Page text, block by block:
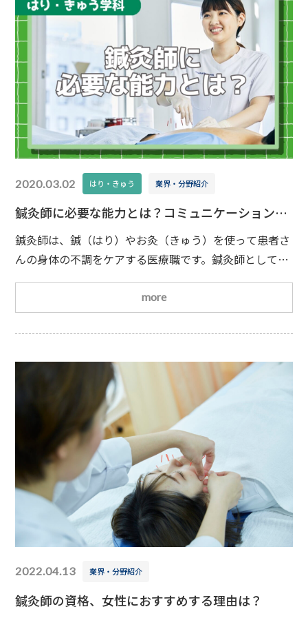
2020.03.02 はり・きゅう 業界・分野紹介
鍼灸師に必要な能力とは？コミュニケーション力
と観察力が大切な理由
鍼灸師は、鍼（はり）やお灸（きゅう）を使って患者さ
んの身体の不調をケアする医療職です。鍼灸師として働
くためには、「はり師」と「きゅう師」という2つの国
家資格を取得する必要があります。しかし、鍼灸の知識
や技術だけあれば良いというわけではありません。患者
さんと向き合うためのコミュニケーション能力や観察力
にとって大切な「コミュニケーション能力」と「観察力
more
2022.04.13 業界・分野紹介
鍼灸師の資格、女性におすすめする理由は？